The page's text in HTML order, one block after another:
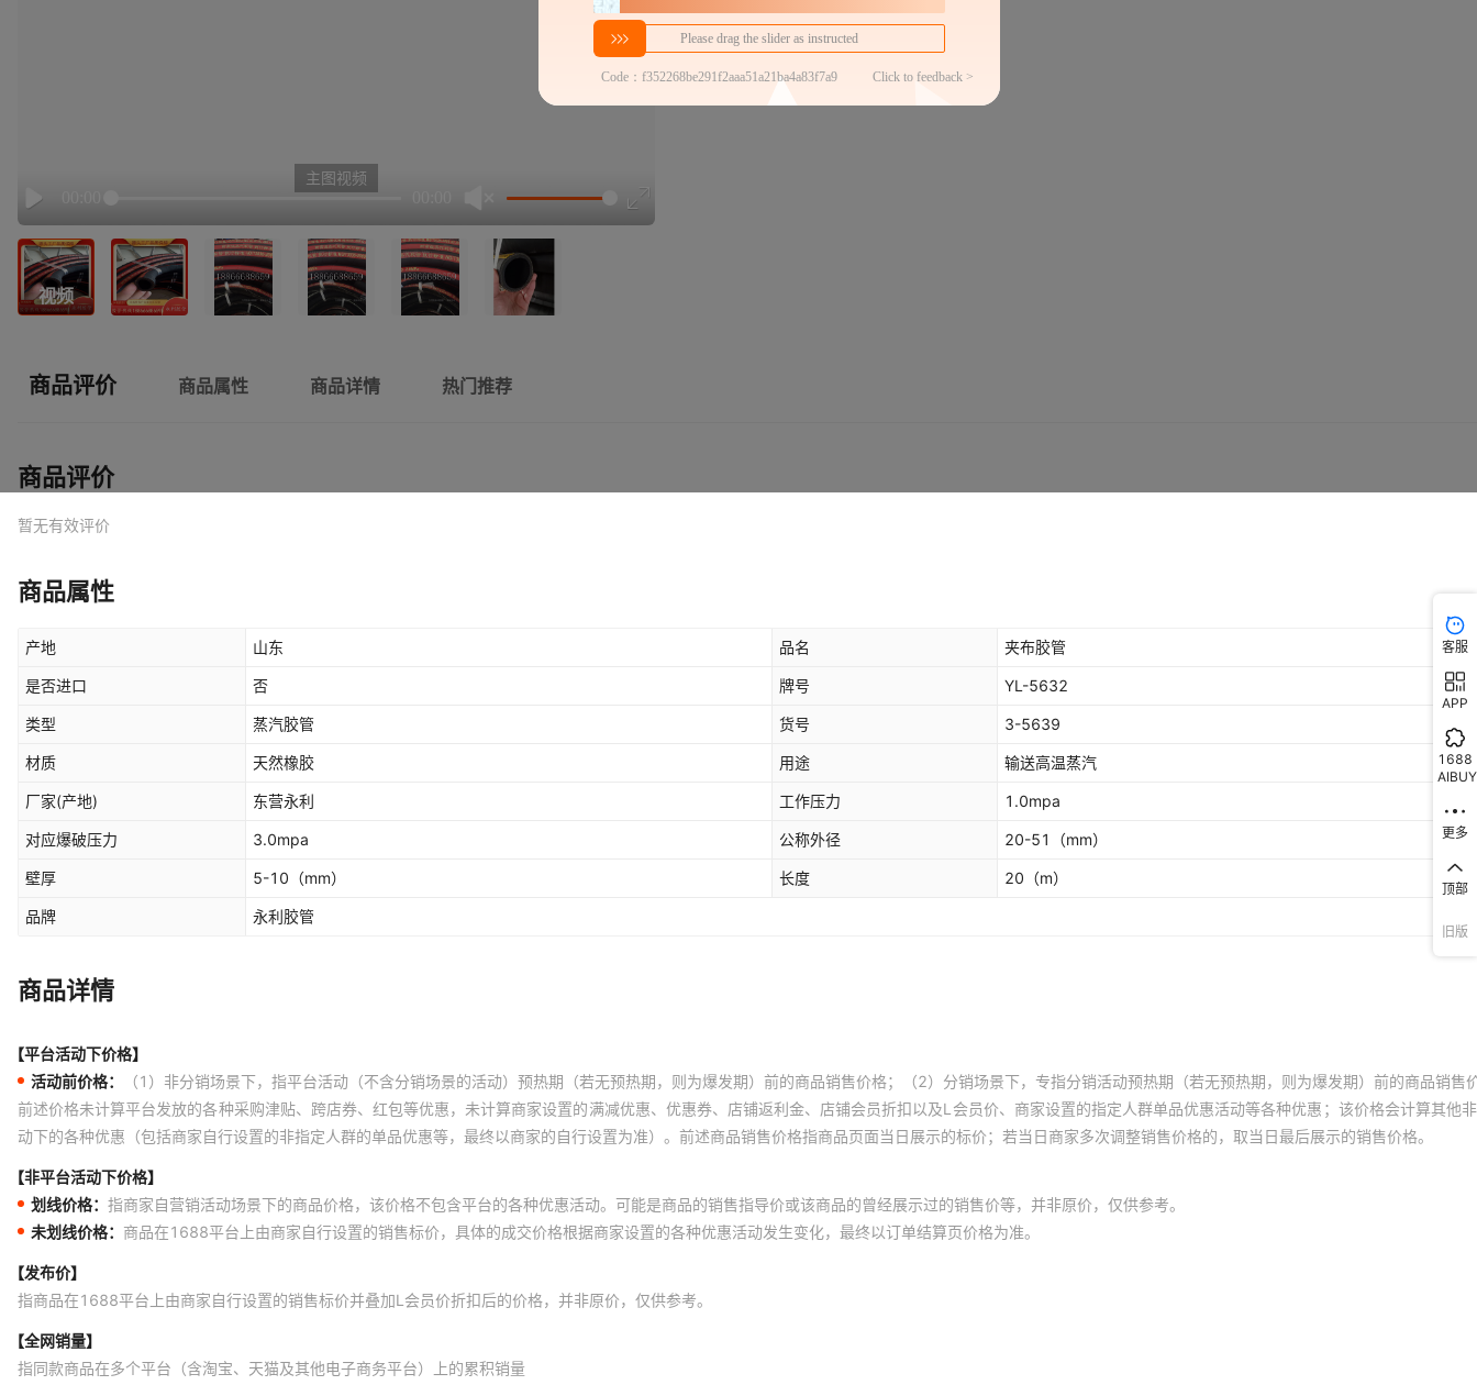
Play
主图视频
视频
商品评价 商品属性 商品详情 热门推荐
商品评价
暂无有效评价
商品属性
产地 山东 品名 夹布胶管
是否进口 否 牌号 YL-5632
类型 蒸汽胶管 货号 3-5639
材质 天然橡胶 用途 输送高温蒸汽
厂家(产地) 东营永利 工作压力 1.0mpa
对应爆破压力 3.0mpa 公称外径 20-51 （mm）
壁厚 5-10 （mm） 长度 20 （m）
品牌 永利胶管
商品详情
【平台活动下价格】
活动前价格：
（1）非分销场景下，指平台活动（不含分销场景的活动）预热期（若无预热期，则为爆发期）前的商品销售价格；（2）分销场景下，专指分销活动预热期（若无预热期，则为爆发期）前的商品销售
前述价格未计算平台发放的各种采购津贴、跨店券、红包等优惠，未计算商家设置的满减优惠、优惠券、店铺返利金、店铺会员折扣以及L会员价、商家设置的指定人群单品优惠活动等各种优惠；该价格会计算其他
动下的各种优惠（包括商家自行设置的非指定人群的单品优惠等，最终以商家的自行设置为准）。前述商品销售价格指商品页面当日展示的标价；若当日商家多次调整销售价格的，取当日最后展示的销售价格。
【非平台活动下价格】
划线价格： 指商家自营销活动场景下的商品价格，该价格不包含平台的各种优惠活动。可能是商品的销售指导价或该商品的曾经展示过的销售价等，并非原价，仅供参考。
未划线价格： 商品在1688平台上由商家自行设置的销售标价，具体的成交价格根据商家设置的各种优惠活动发生变化，最终以订单结算页价格为准。
【发布价】
指商品在1688平台上由商家自行设置的销售标价并叠加L会员价折扣后的价格，并非原价，仅供参考。
【全网销量】
指同款商品在多个平台（含淘宝、天猫及其他电子商务平台）上的累积销量
客服
APP
1688
AIBUY
更多
顶部
旧版